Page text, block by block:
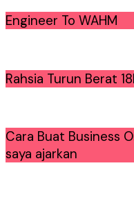
Engineer To WAHM
Rahsia Turun Berat
Cara Buat Business
saya ajarkan